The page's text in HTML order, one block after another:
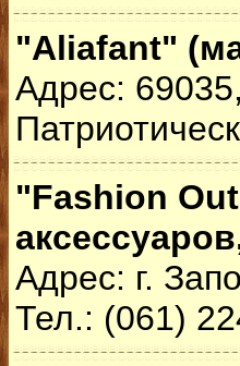
"Aliafant"
Адрес:
"Fashion
Адрес: г.
Тел.: (061)